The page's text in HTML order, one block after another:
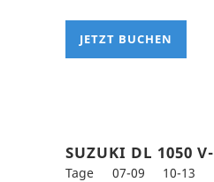
JETZT BUCHEN
SUZUKI DL 1050
Tage 07-09 10-13